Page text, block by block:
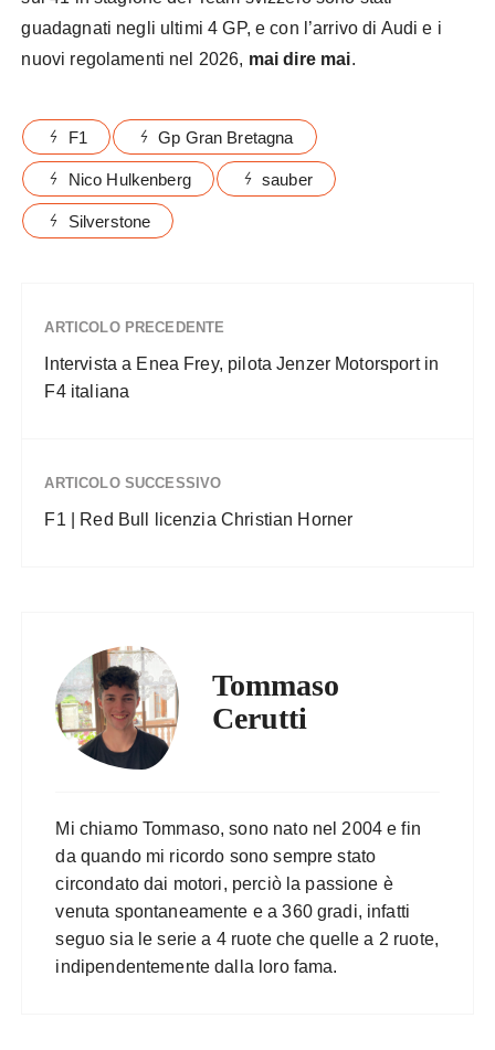
guadagnati negli ultimi 4 GP, e con l’arrivo di Audi e i
nuovi regolamenti nel 2026, mai dire mai.
F1 Gp Gran Bretagna
Nico Hulkenberg sauber
Silverstone
ARTICOLO PRECEDENTE
Intervista a Enea Frey, pilota Jenzer Motorsport in
F4 italiana
ARTICOLO SUCCESSIVO
F1 | Red Bull licenzia Christian Horner
Tommaso
Cerutti
Mi chiamo Tommaso, sono nato nel 2004 e fin
da quando mi ricordo sono sempre stato
circondato dai motori, perciò la passione è
venuta spontaneamente e a 360 gradi, infatti
seguo sia le serie a 4 ruote che quelle a 2 ruote,
indipendentemente dalla loro fama.